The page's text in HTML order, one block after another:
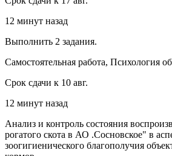
12 минут назад
Выполнить 2 задания.
Самостоятельная работа, Психология
Срок сдачи к 10 авг.
12 минут назад
Анализ и контроль состояния
рогатого скота в АО .Сосновское" в
зоогигиенического благополучия